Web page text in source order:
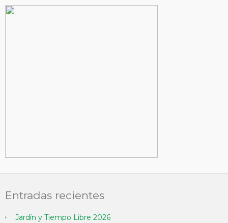
Entradas recientes
Jardín y Tiempo Libre 2026